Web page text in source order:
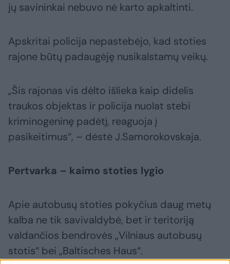
jų savininkai nebuvo nė karto apkaltinti.
Apskritai policija nepastebėjo, kad stoties
rajone būtų padaugėję nusikalstamų veikų.
„Šis rajonas vis dėlto išlieka kaip didelis
traukos objektas ir policija nuolat stebi
kriminogeninę padėtį, reaguoja į
pasikeitimus“, – dėstė J.Samorokovskaja.
Pertvarka – kaimo stoties lygio
Apie autobusų stoties pokyčius daug metų
kalba ne tik savivaldybė, bet ir teritoriją
valdančios bendrovės „Vilniaus autobusų
stotis“ bei „Baltisches Haus“.